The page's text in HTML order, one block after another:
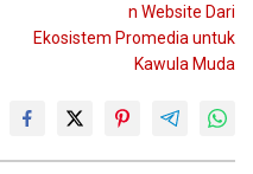
n Website Dari
Ekosistem Promedia untuk
Kawula Muda